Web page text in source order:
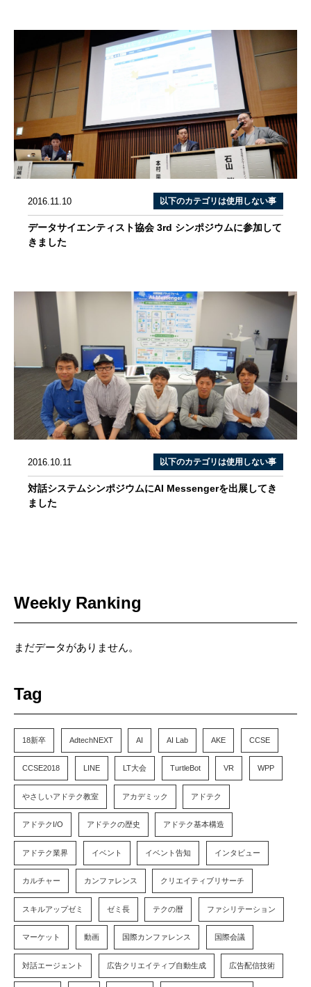
2016.11.10 以下のカテゴリは使用しない事
データサイエンティスト協会 3rd シンポジウムに参加して
きました
2016.10.11 以下のカテゴリは使用しない事
対話システムシンポジウムにAI Messengerを出展してき
ました
Weekly Ranking
まだデータがありません。
Tag
18新卒 AdtechNEXT AI AI Lab AKE CCSE
CCSE2018 LINE LT大会 TurtleBot VR WPP
やさしいアドテク教室 アカデミック アドテク
アドテクI/O アドテクの歴史 アドテク基本構造
アドテク業界 イベント イベント告知 インタビュー
カルチャー カンファレンス クリエイティブリサーチ
スキルアップゼミ ゼミ長 テクの暦 ファシリテーション
マーケット 動画 国際カンファレンス 国際会議
対話エージェント 広告クリエイティブ自動生成 広告配信技術